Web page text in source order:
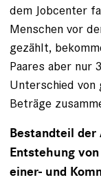
dem Jobcenter
Menschen vor
gezählt,
Paares aber nur
Unterschied von
Beträge
Bestandteil der
Entstehung
einer- und